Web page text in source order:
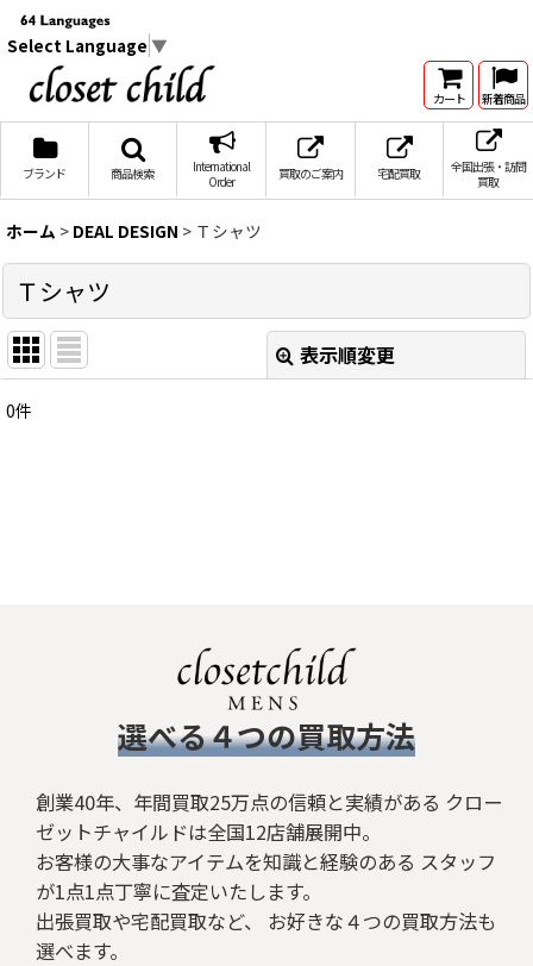
Select Language ▼
カート 新着商品
ブランド 商品検索
International
Order
買取のご案内 宅配買取
全国出張・訪問
買取
ホーム > DEAL DESIGN > Ｔシャツ
Ｔシャツ
表示順変更
表示数
0件
​選べる４つの買取方法
創業40年、年間買取25万点の信頼と実績がある クロー
ゼットチャイルドは全国12店舗展開中。
お客様の大事なアイテムを知識と経験のある スタッフ
が1点1点丁寧に査定いたします。
出張買取や宅配買取など、 お好きな４つの買取方法も
選べます。